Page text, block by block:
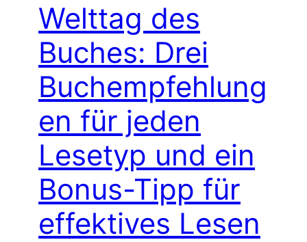
Welttag des
Buches: Drei
Buchempfehlung
en für jeden
Lesetyp und ein
Bonus-Tipp für
effektives Lesen